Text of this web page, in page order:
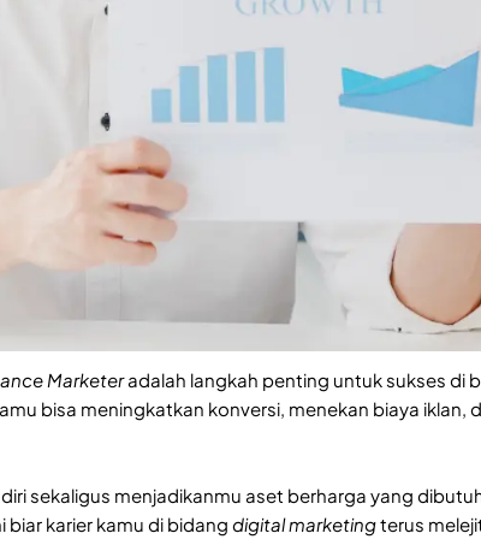
Marketeradalah langkah penting untuk sukses di
bisa meningkatkan konversi, menekan biaya
sekaligus menjadikanmu aset berharga yang
biar karier kamu di bidang digital marketingterus